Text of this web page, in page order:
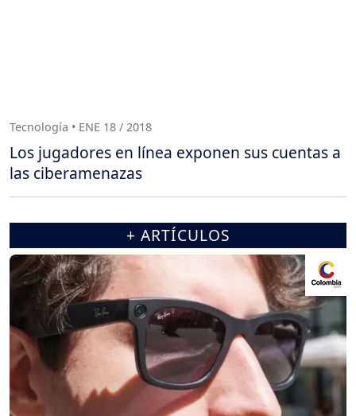
Tecnología • ENE 18 / 2018
Los jugadores en línea exponen sus cuentas a
las ciberamenazas
+ ARTÍCULOS